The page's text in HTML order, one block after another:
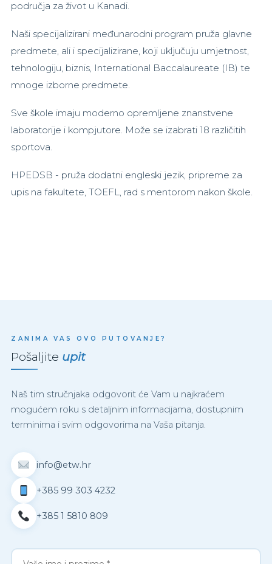
područja za život u Kanadi.
Naši specijalizirani međunarodni program pruža glavne
predmete, ali i specijalizirane, koji uključuju umjetnost,
tehnologiju, biznis, International Baccalaureate (IB) te
mnoge izborne predmete.
Sve škole imaju moderno opremljene znanstvene
laboratorije i kompjutore. Može se izabrati 18 različitih
sportova.
HPEDSB - pruža dodatni engleski jezik, pripreme za
upis na fakultete, TOEFL, rad s mentorom nakon škole.
ZANIMA VAS OVO PUTOVANJE?
Pošaljite upit
Naš tim stručnjaka odgovorit će Vam u najkraćem
mogućem roku s detaljnim informacijama, dostupnim
terminima i svim odgovorima na Vaša pitanja.
info@etw.hr
+385 99 303 4232
+385 1 5810 809